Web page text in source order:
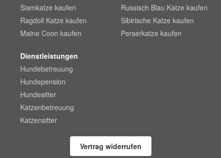
Siamkatze kaufen
Ragdoll Katze kaufen
Maine Coon kaufen
Russisch Blau Katze kaufen
Sibirische Katze kaufen
Perserkatze kaufen
Dienstleistungen
Hundebetreuung
Hundepension
Hundesitter
Katzenbetreuung
Katzensitter
Vertrag widerrufen